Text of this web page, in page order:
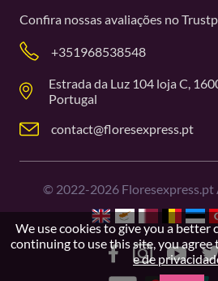
Confira nossas avaliações no
+351968538548
Estrada da Luz 104 loja C,
Portugal
contact@floresexpress.pt
© 2022-2026
We use cookies to give you a better
continuing to use this site, you
e de